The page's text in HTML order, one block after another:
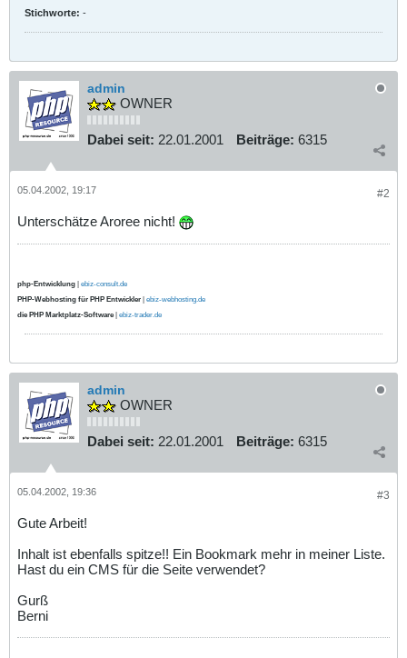
Stichworte: -
admin
OWNER
Dabei seit: 22.01.2001 Beiträge: 6315
#2
05.04.2002, 19:17
Unterschätze Aroree nicht!
php-Entwicklung | ebiz-consult.de
PHP-Webhosting für PHP Entwickler | ebiz-webhosting.de
die PHP Marktplatz-Software | ebiz-trader.de
admin
OWNER
Dabei seit: 22.01.2001 Beiträge: 6315
#3
05.04.2002, 19:36
Gute Arbeit!
Inhalt ist ebenfalls spitze!! Ein Bookmark mehr in meiner Liste.
Hast du ein CMS für die Seite verwendet?
Gurß
Berni